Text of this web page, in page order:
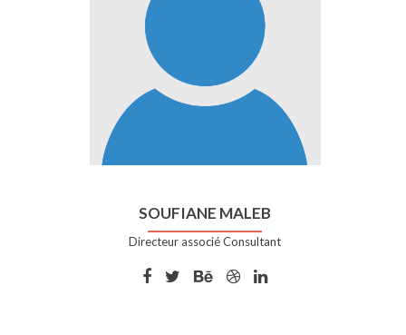
SOUFIANE MALEB
Directeur associé Consultant